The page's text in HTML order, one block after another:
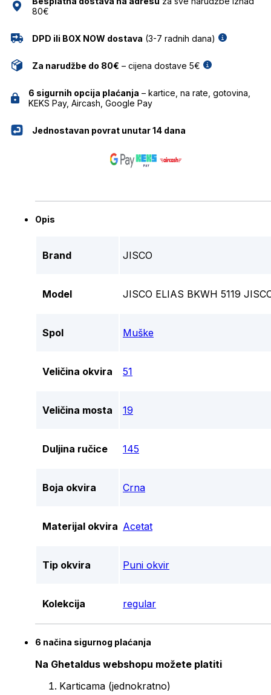
80€
DPD ili BOX NOW dostava (3-7 radnih dana)
Za narudžbe do 80€ – cijena dostave 5€
6 sigurnih opcija plaćanja – kartice, na rate, gotovina,
KEKS Pay, Aircash, Google Pay
Jednostavan povrat unutar 14 dana
Opis
Brand JISCO
Model JISCO ELIAS BKWH 5119
Spol Muške
Veličina okvira 51
Veličina mosta 19
Duljina ručice 145
Boja okvira Crna
Materijal okvira Acetat
Tip okvira Puni okvir
Kolekcija regular
6 načina sigurnog plaćanja
Na Ghetaldus webshopu možete platiti
Karticama (jednokratno)